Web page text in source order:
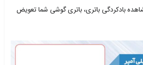
بادکردگی باتری، باتری گوشی شما تعویض